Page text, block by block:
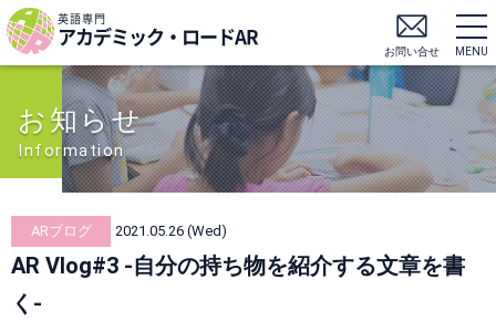
英語専門
アカデミック・ロードAR
お問い合せ MENU
お知らせ
Information
ARブログ 2021.05.26 (Wed)
AR Vlog#3 -自分の持ち物を紹介する文章を書
く-